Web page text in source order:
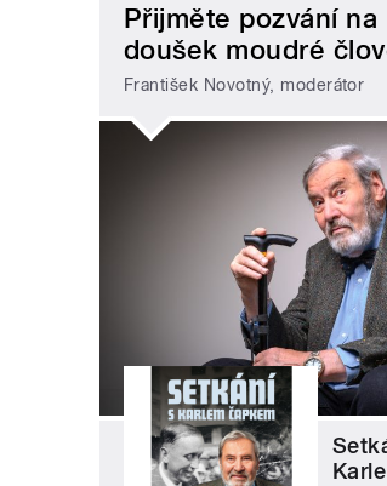
Přijměte pozvání na
doušek moudré
František Novotný, moderátor